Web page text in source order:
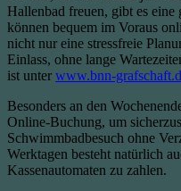
Hallenbad freuen, gibt es
können bequem im Voraus
nicht nur eine stressfreie
Einlass, ohne lange
ist unter www.bnn-
Besonders an den
Online-Buchung, um
Schwimmbadbesuch ohne
Werktagen besteht natürlich
Kassenautomaten zu zahlen.